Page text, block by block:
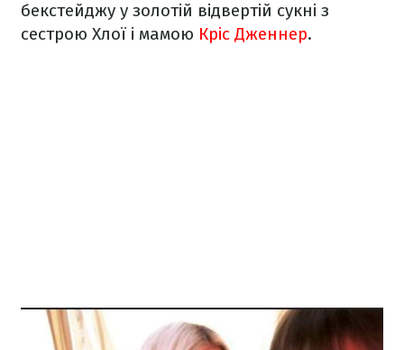
бекстейджу у золотій відвертій сукні з
сестрою Хлої і мамою Кріс Дженнер.